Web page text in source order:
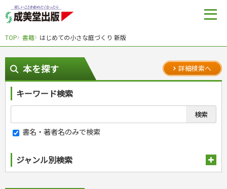
TOP 書籍 はじめての小さな庭づくり 新版
本を探す 詳細検索へ
キーワード検索
書名・著者名のみで検索
ジャンル別検索